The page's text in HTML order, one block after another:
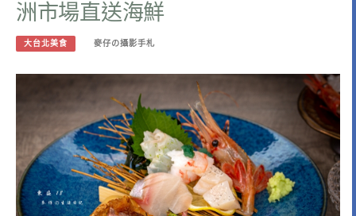
洲市場直送海鮮
大台北美食 麥仔の攝影手札